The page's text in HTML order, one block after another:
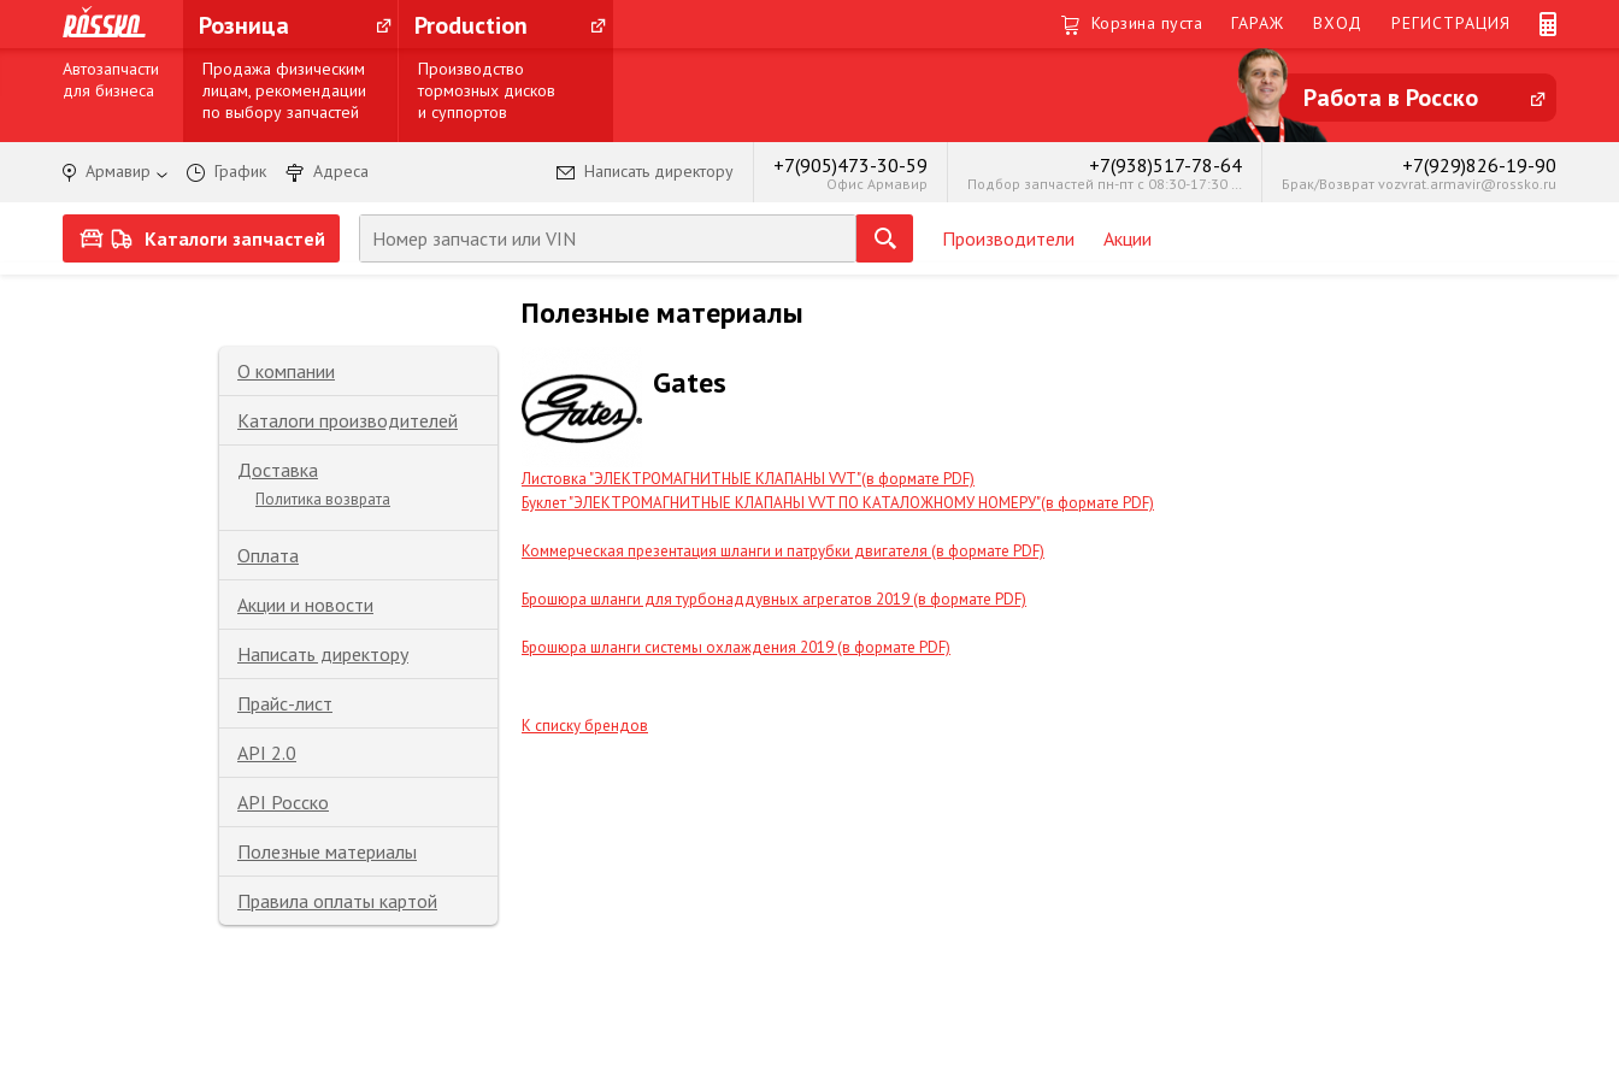
Розница Production Корзина пуста ГАРАЖ ВХОД РЕГИСТРАЦИЯ
Автозапчасти
для бизнеса
Продажа физическим
лицам, рекомендации
по выбору запчастей
Производство
тормозных дисков
и суппортов
Работа в Росско
Армавир График Адреса Написать директору +7(905)473-30-59
Офис Армавир
+7(938)517-78-64 +7(929)826-19-90
Брак/Возврат vozvrat.armavir@rossko.ru
Каталоги запчастей Производители Акции
О компании
Каталоги производителей
Доставка
Политика возврата
Оплата
Акции и новости
Написать директору
Прайс-лист
API 2.0
API Росско
Полезные материалы
Правила оплаты картой
Полезные материалы
Gates
Листовка "ЭЛЕКТРОМАГНИТНЫЕ КЛАПАНЫ VVT"(в формате PDF)
Буклет "ЭЛЕКТРОМАГНИТНЫЕ КЛАПАНЫ VVT ПО КАТАЛОЖНОМУ НОМЕРУ"(в формате PDF)
Коммерческая презентация шланги и патрубки двигателя (в формате PDF)
Брошюра шланги для турбонаддувных агрегатов 2019 (в формате PDF)
Брошюра шланги системы охлаждения 2019 (в формате PDF)
К списку брендов